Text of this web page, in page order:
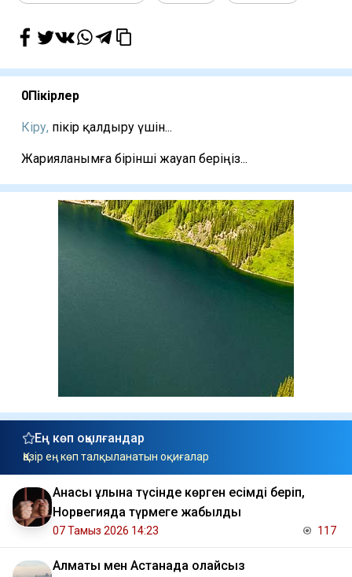
0Пікірлер
Кіру, пікір қалдыру үшін...
Жарияланымға бірінші жауап беріңіз...
Ең көп оқылғандар
Қазір ең көп талқыланатын оқиғалар
Анасы ұлына түсінде көрген есімді беріп,
Норвегияда түрмеге жабылды
07 Тамыз 2026 14:23 117
Алматы мен Астанада қолайсыз